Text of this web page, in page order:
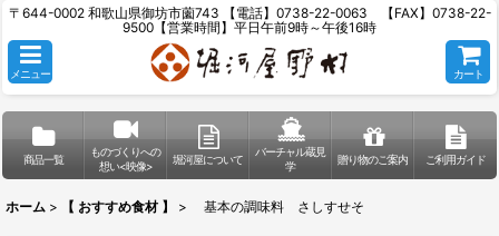
〒644-0002 和歌山県御坊市薗743 【電話】0738-22-0063 【FAX】0738-22-
9500【営業時間】平日午前9時～午後16時
メニュー カート
商品一覧
ものづくりへの
想い<映像>
堀河屋について
バーチャル蔵見
学
贈り物のご案内 ご利用ガイド
ホーム > 【 おすすめ食材 】 > 基本の調味料 さしすせそ